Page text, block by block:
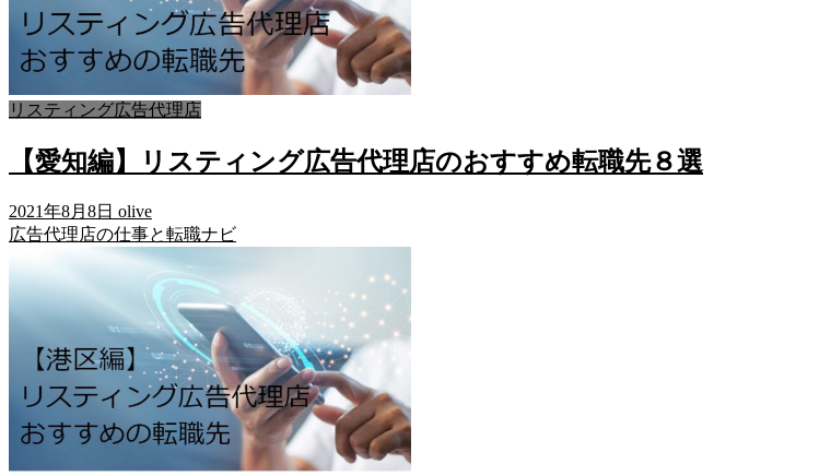
リスティング広告代理店
【愛知編】リスティング広告代理店のおすすめ転職先８選
2021年8月8日 olive
広告代理店の仕事と転職ナビ